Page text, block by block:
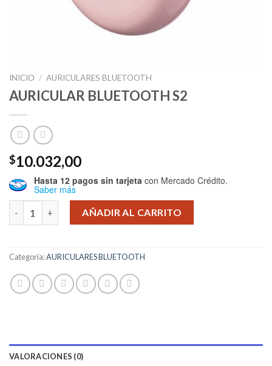
INICIO / AURICULARES BLUETOOTH
AURICULAR BLUETOOTH S2
$10.032,00
Hasta 12 pagos sin tarjeta con Mercado Crédito.
Saber más
AURICULAR BLUETOOTH S2 cantidad
AÑADIR AL CARRITO
Categoría:AURICULARES BLUETOOTH
VALORACIONES (0)